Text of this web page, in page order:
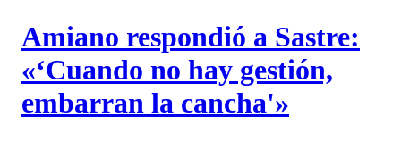
Amiano respondió a Sastre:
«‘Cuando no hay gestión,
embarran la cancha'»